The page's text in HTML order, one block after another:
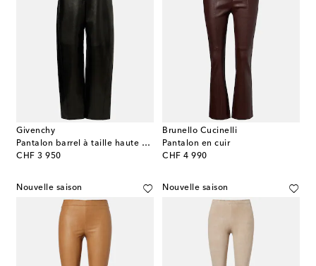
Givenchy
Pantalon barrel à taille haute en cuir
CHF 3 950
original price
Brunello Cucinelli
Pantalon en cuir
CHF 4 990
original price
Nouvelle saison Nouvelle saison